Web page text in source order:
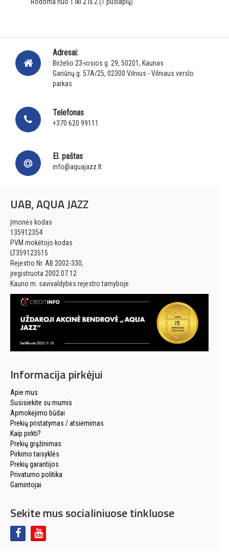
Adresai:
Birželio 23-iosios g. 29, 50201, Kaunas
Gariūnų g. 57A/25, 02300 Vilnius - Vilniaus verslo
parkas
Telefonas
+370 620 99111
El. paštas
info@aquajazz.lt
UAB, AQUA JAZZ
Įmonės kodas
135912354
PVM mokėtojo kodas
LT359123515
Rejestro Nr. AB 2002-330,
įregistruota 2002.07.12
Kauno m. savivaldybės rejestro tarnyboje
Informacija pirkėjui
Apie mus
Susisiekite su mumis
Apmokėjimo būdai
Prekių pristatymas / atsiėmimas
Kaip pirkti?
Prekių grąžinimas
Pirkimo taisyklės
Prekių garantijos
Privatumo politika
Gamintojai
Sekite mus socialiniuose tinkluose